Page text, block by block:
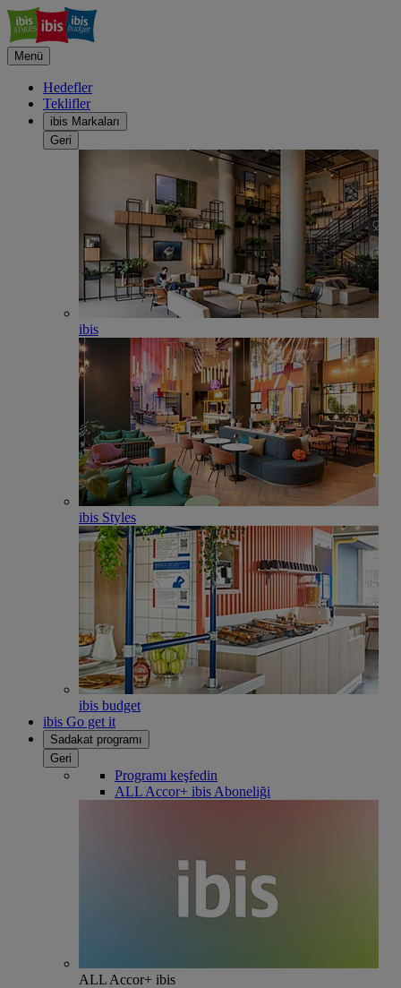
Menü
Hedefler
Teklifler
ibis Markaları
Geri
ibis
ibis Styles
ibis budget
ibis Go get it
Sadakat programı
Geri
Programı keşfedin
ALL Accor+ ibis Aboneliği
ALL Accor+ ibis